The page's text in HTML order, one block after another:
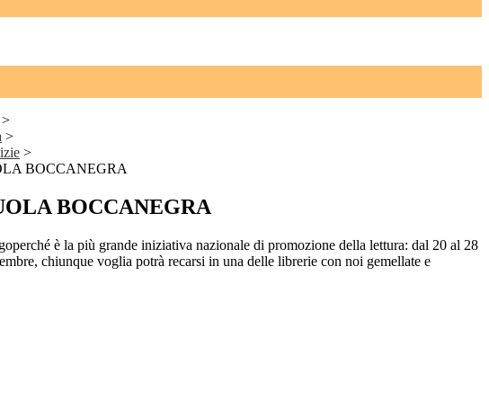
>
>
>
BOCCANEGRA
BOCCANEGRA
è la più grande iniziativa nazionale di promozione della lettura: dal 20 al 28
chiunque voglia potrà recarsi in una delle librerie con noi gemellate e